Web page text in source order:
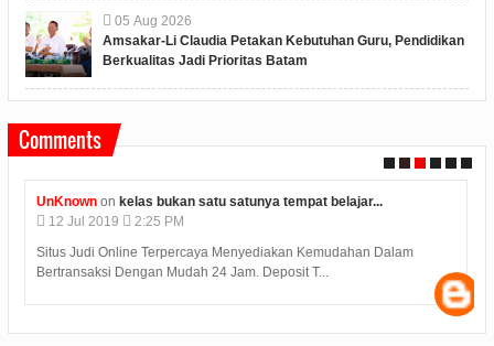
05 Aug 2026
Amsakar-Li Claudia Petakan Kebutuhan Guru, Pendidikan
Berkualitas Jadi Prioritas Batam
Comments
UnKnownon kelas bukan satu satunya tempat belajar...
12 Jul 2019
2:25 PM
Situs Judi Online Terpercaya Menyediakan Kemudahan Dalam
Bertransaksi Dengan Mudah 24 Jam. Deposit T...